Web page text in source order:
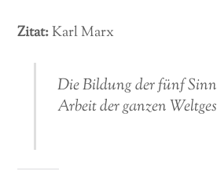
Zitat:Karl Marx
Die Bildung der fünf
Arbeit der ganzen